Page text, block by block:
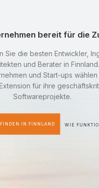
bereit für die
Sie die besten Entwickler,
und Berater in Finnland.
und Start-ups
für ihre
Softwareprojekte.
IN FINNLAND WIE